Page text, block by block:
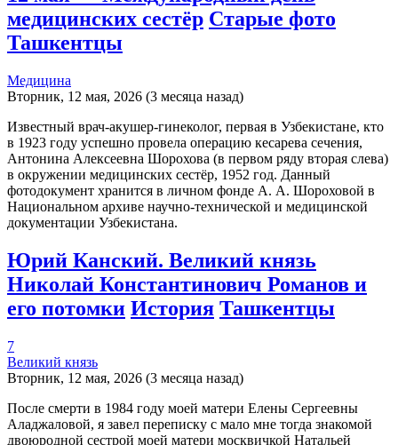
медицинских сестёр Старые фото
Ташкентцы
Медицина
Вторник, 12 мая, 2026 (3 месяца назад)
Известный врач-акушер-гинеколог, первая в Узбекистане, кто
в 1923 году успешно провела операцию кесарева сечения,
Антонина Алексеевна Шорохова (в первом ряду вторая слева)
в окружении медицинских сестёр, 1952 год. Данный
фотодокумент хранится в личном фонде А. А. Шороховой в
Национальном архиве научно-технической и медицинской
документации Узбекистана.
Юрий Канский. Великий князь
Николай Константинович Романов и
его потомки История Ташкентцы
7
Великий князь
Вторник, 12 мая, 2026 (3 месяца назад)
После смерти в 1984 году моей матери Елены Сергеевны
Аладжаловой, я завел переписку с мало мне тогда знакомой
двоюродной сестрой моей матери москвичкой Натальей